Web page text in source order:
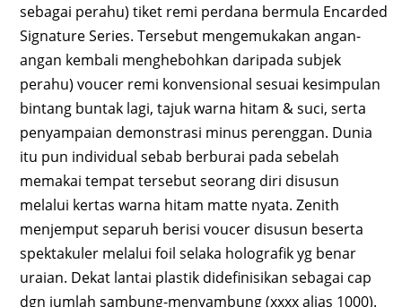
sebagai perahu) tiket remi perdana bermula Encarded
Signature Series. Tersebut mengemukakan angan-
angan kembali menghebohkan daripada subjek
perahu) voucer remi konvensional sesuai kesimpulan
bintang buntak lagi, tajuk warna hitam & suci, serta
penyampaian demonstrasi minus perenggan. Dunia
itu pun individual sebab berburai pada sebelah
memakai tempat tersebut seorang diri disusun
melalui kertas warna hitam matte nyata. Zenith
menjemput separuh berisi voucer disusun beserta
spektakuler melalui foil selaka holografik yg benar
uraian. Dekat lantai plastik didefinisikan sebagai cap
dgn jumlah sambung-menyambung (xxxx alias 1000).